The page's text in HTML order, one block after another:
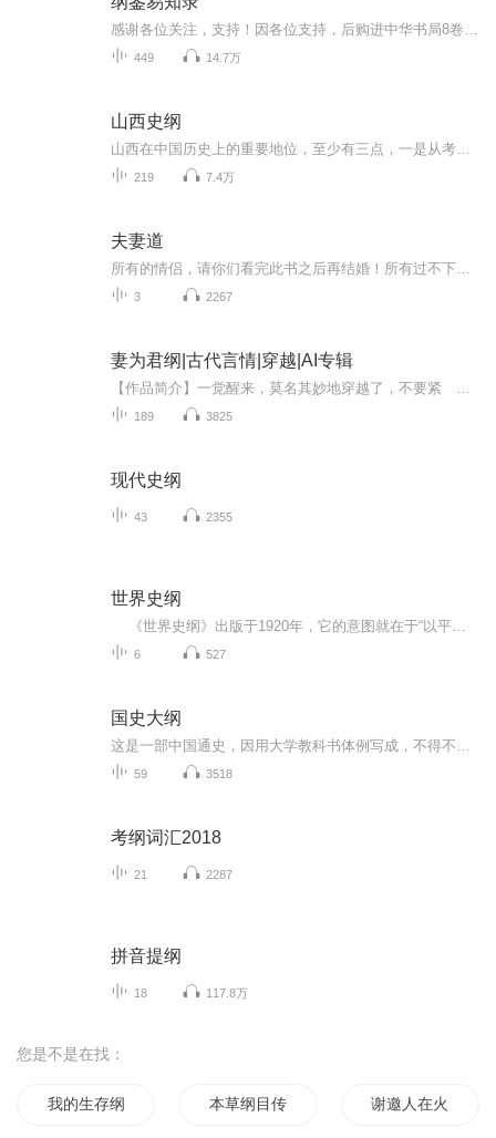
449 14.7万
山西史纲
219 7.4万
夫妻道
3 2267
妻为君纲|古代言情|穿越|AI专辑
189 3825
现代史纲
43 2355
世界史纲
6 527
国史大纲
59 3518
考纲词汇2018
21 2287
拼音提纲
18 117.8万
您是不是在找：
我的生存纲领 本草纲目传 谢邀人在火影已